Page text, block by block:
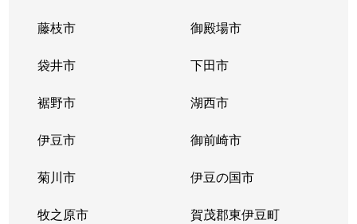
藤枝市 御殿場市
袋井市 下田市
裾野市 湖西市
伊豆市 御前崎市
菊川市 伊豆の国市
牧之原市 賀茂郡東伊豆町